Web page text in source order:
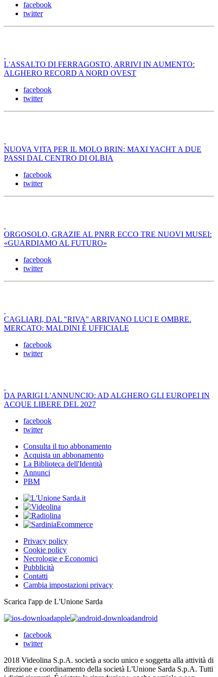
facebook
twitter
L'ASSALTO DI FERRAGOSTO, ARRIVI IN AUMENTO:
ALGHERO RECORD A NORD OVEST
facebook
twitter
NUOVA VITA PER IL MOLO BRIN: MAXI YACHT A DUE
PASSI DAL CENTRO DI OLBIA
facebook
twitter
ORGOSOLO, GRAZIE AL PNRR ECCO TRE NUOVI MUSEI:
«GUARDIAMO AL FUTURO»
facebook
twitter
CAGLIARI, DAL "RIVA" ARRIVANO LUCI E OMBRE.
MERCATO: MALDINI È UFFICIALE
facebook
twitter
DA PARIGI L'ANNUNCIO: AD ALGHERO GLI EUROPEI IN
ACQUE LIBERE DEL 2027
facebook
twitter
Consulta il tuo abbonamento
Acquista un abbonamento
La Biblioteca dell'Identità
Annunci
PBM
Privacy policy
Cookie policy
Necrologie e Economici
Pubblicità
Contatti
Cambia impostazioni privacy
Scarica l'app de L'Unione Sarda
apple
android
facebook
twitter
2018 Videolina S.p.A. società a socio unico e soggetta alla attività di
direzione e coordinamento della società L'Unione Sarda S.p.A. Tutti